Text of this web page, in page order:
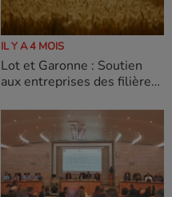
IL Y A 4 MOIS
Lot et Garonne : Soutien
aux entreprises des filières
de l’agriculture